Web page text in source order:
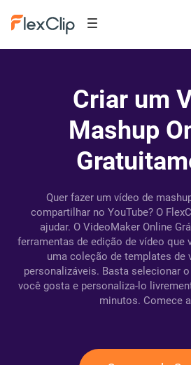
Criar um
Mashup
Quer fazer um vídeo de
compartilhar no YouTube? O
ajudar. O VideoMaker Online
ferramentas de edição de vídeo que
uma coleção de templates de
personalizáveis. Basta selecionar
você gosta e personaliza-lo
minutos. Comece